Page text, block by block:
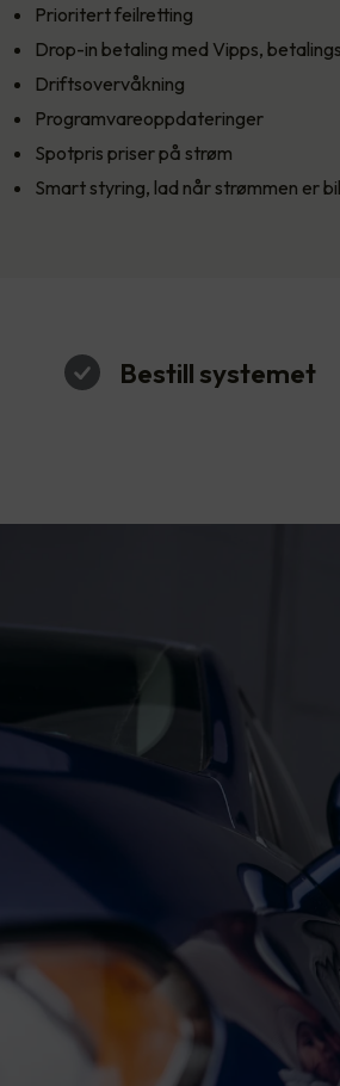
Prioritert feilretting
Drop-in betaling med Vipps,
Driftsovervåkning
Programvareoppdateringer
Spotpris priser på strøm
Smart styring, lad når strømmen er
Bestill systemet